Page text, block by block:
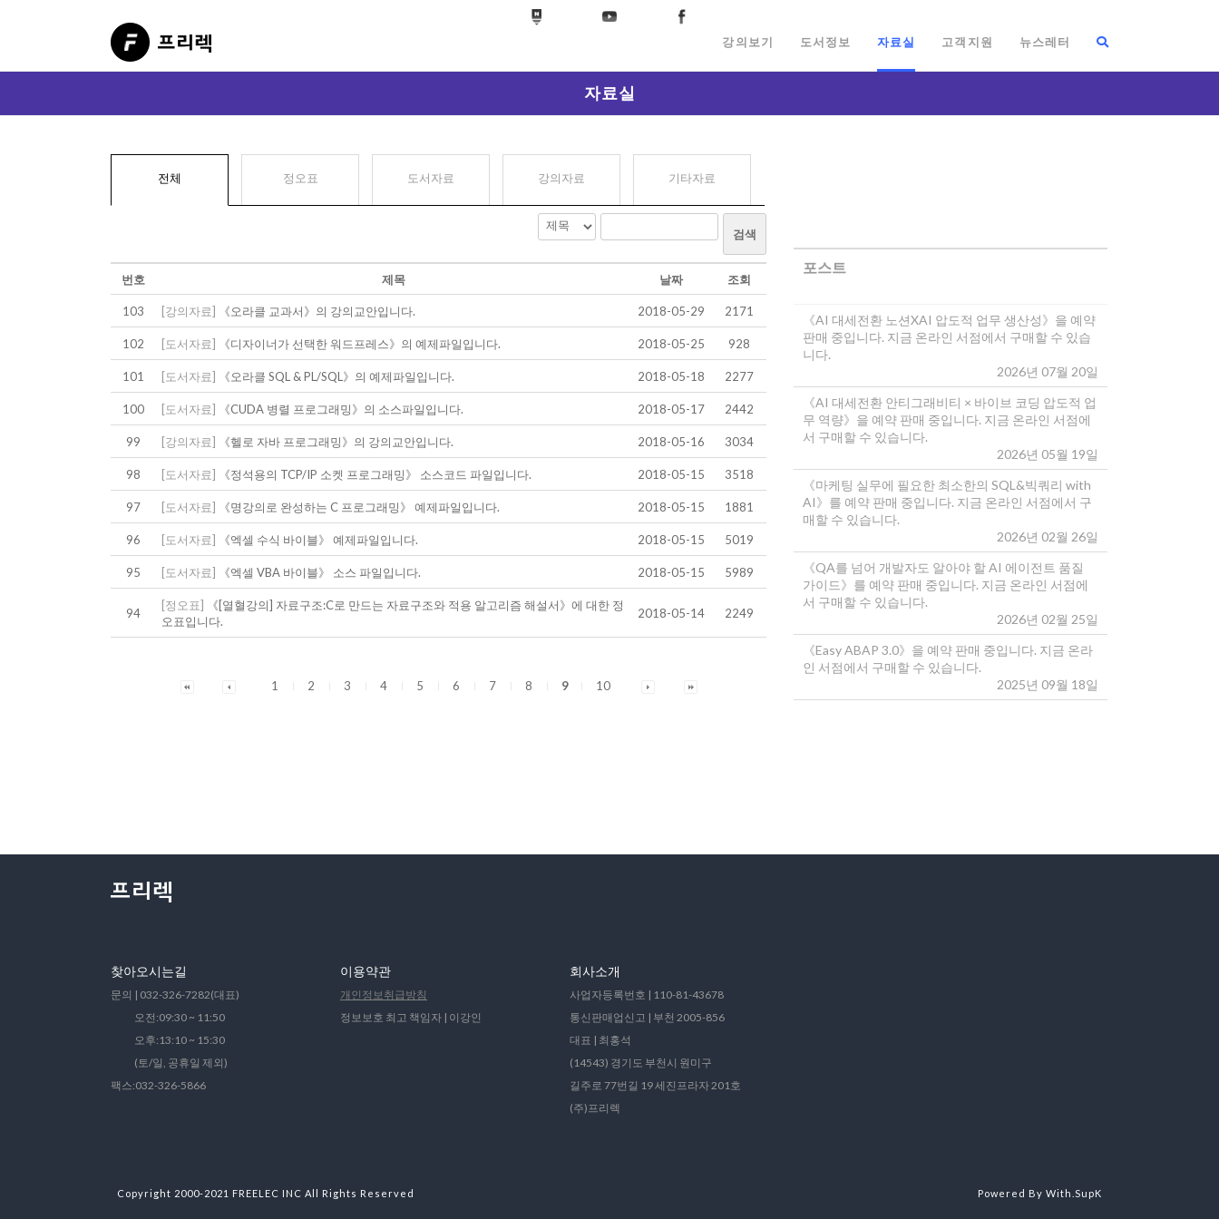
강의보기 도서정보 자료실 고객지원 뉴스레터
자료실
전체 정오표 도서자료 강의자료 기타자료
검색
번호 제목 날짜 조회
103 [강의자료] 《오라클 교과서》의 강의교안입니다. 2018-05-29 2171
102 [도서자료] 《디자이너가 선택한 워드프레스》의 예제파일입니다. 2018-05-25 928
101 [도서자료] 《오라클 SQL & PL/SQL》의 예제파일입니다. 2018-05-18 2277
100 [도서자료] 《CUDA 병렬 프로그래밍》의 소스파일입니다. 2018-05-17 2442
99 [강의자료] 《헬로 자바 프로그래밍》의 강의교안입니다. 2018-05-16 3034
98 [도서자료] 《정석용의 TCP/IP 소켓 프로그래밍》 소스코드 파일입니다. 2018-05-15 3518
97 [도서자료] 《명강의로 완성하는 C 프로그래밍》 예제파일입니다. 2018-05-15 1881
96 [도서자료] 《엑셀 수식 바이블》 예제파일입니다. 2018-05-15 5019
95 [도서자료] 《엑셀 VBA 바이블》 소스 파일입니다. 2018-05-15 5989
94
[정오표]
《[열혈강의] 자료구조:C로 만드는 자료구조와 적용 알고리즘 해설서》에 대한 정
오표입니다.
2018-05-14 2249
1 2 3 4 5 6 7 8 9 10
포스트
《AI 대세전환 노션XAI 압도적 업무 생산성》을 예약
판매 중입니다. 지금 온라인 서점에서 구매할 수 있습
니다.
2026년 07월 20일
《AI 대세전환 안티그래비티 × 바이브 코딩 압도적 업
무 역량》을 예약 판매 중입니다. 지금 온라인 서점에
서 구매할 수 있습니다.
2026년 05월 19일
《마케팅 실무에 필요한 최소한의 SQL&빅쿼리 with
AI》를 예약 판매 중입니다. 지금 온라인 서점에서 구
매할 수 있습니다.
2026년 02월 26일
《QA를 넘어 개발자도 알아야 할 AI 에이전트 품질
가이드》를 예약 판매 중입니다. 지금 온라인 서점에
서 구매할 수 있습니다.
2026년 02월 25일
《Easy ABAP 3.0》을 예약 판매 중입니다. 지금 온라
인 서점에서 구매할 수 있습니다.
2025년 09월 18일
찾아오시는길
문의 | 032-326-7282(대표)
오전:09:30 ~ 11:50
오후:13:10 ~ 15:30
(토/일, 공휴일 제외)
팩스:032-326-5866
이용약관
개인정보취급방침
정보보호 최고 책임자 | 이강인
회사소개
사업자등록번호 | 110-81-43678
통신판매업신고 | 부천 2005-856
대표 | 최홍석
(14543) 경기도 부천시 원미구
길주로 77번길 19 세진프라자 201호
(주)프리렉
Copyright 2000-2021 FREELEC INC All Rights Reserved Powered By With.SupK